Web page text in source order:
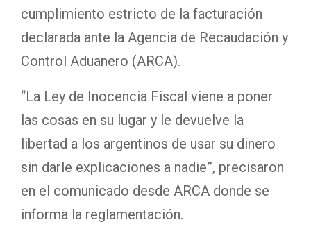
cumplimiento estricto de la facturación
declarada ante la Agencia de Recaudación y
Control Aduanero (ARCA).
“La Ley de Inocencia Fiscal viene a poner
las cosas en su lugar y le devuelve la
libertad a los argentinos de usar su dinero
sin darle explicaciones a nadie”, precisaron
en el comunicado desde ARCA donde se
informa la reglamentación.